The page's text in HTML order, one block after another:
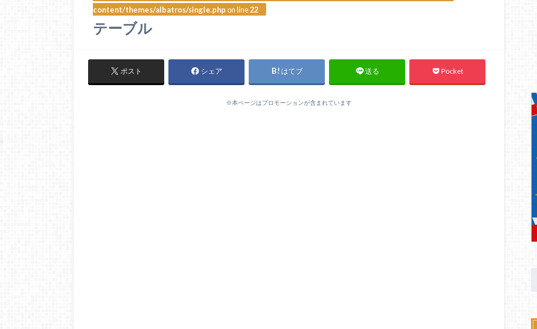
content/themes/albatros/single.phpon line22
テーブル
ポスト シェア はてブ 送る Pocket
※本ページはプロモーションが含まれています